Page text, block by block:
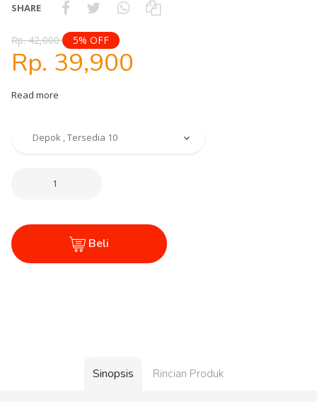
SHARE
Rp. 42,000 5% OFF
Rp. 39,900
Read more
Beli
Sinopsis Rincian Produk